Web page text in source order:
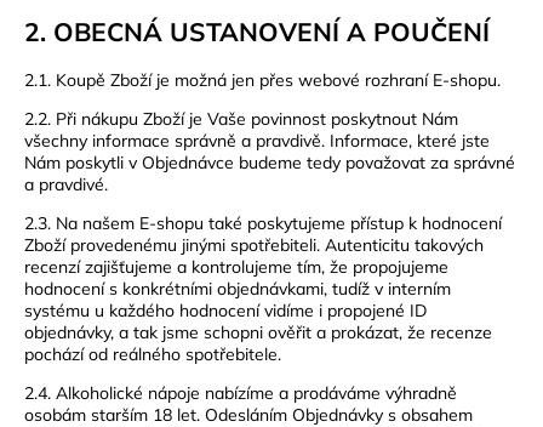
2. OBECNÁ USTANOVENÍ A POUČENÍ
2.1. Koupě Zboží je možná jen přes webové rozhraní E-shopu.
2.2. Při nákupu Zboží je Vaše povinnost poskytnout Nám
všechny informace správně a pravdivě. Informace, které jste
Nám poskytli v Objednávce budeme tedy považovat za správné
a pravdivé.
2.3. Na našem E-shopu také poskytujeme přístup k hodnocení
Zboží provedenému jinými spotřebiteli. Autenticitu takových
recenzí zajišťujeme a kontrolujeme tím, že propojujeme
hodnocení s konkrétními objednávkami, tudíž v interním
systému u každého hodnocení vidíme i propojené ID
objednávky, a tak jsme schopni ověřit a prokázat, že recenze
pochází od reálného spotřebitele.
2.4. Alkoholické nápoje nabízíme a prodáváme výhradně
osobám starším 18 let. Odesláním Objednávky s obsahem